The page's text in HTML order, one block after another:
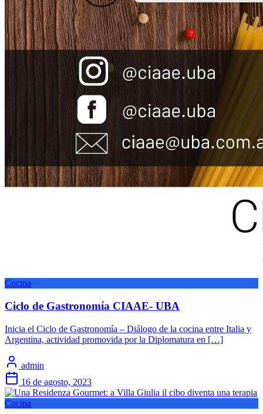
Cocina
Ciclo de Gastronomía CIAAE- UBA
Inicia el Ciclo de Gastronomía – Diálogo de la cocina entre Italia y
Argentina, actividad promovida por la Diplomatura en […]
admin
16 de agosto, 2023
Cocina